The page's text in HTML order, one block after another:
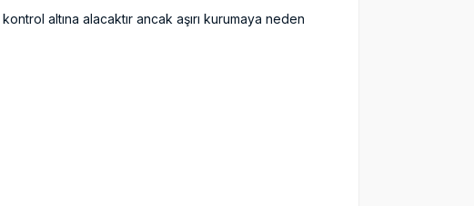
altına alacaktır ancak aşırı kurumaya neden